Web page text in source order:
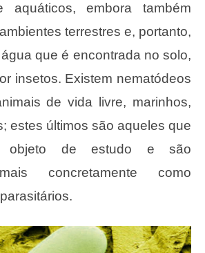
aquáticos, embora também
terrestres e, portanto,
que é encontrada no solo,
insetos. Existem nematódeos
de vida livre, marinhos,
estes últimos são aqueles que
objeto de estudo e são
concretamente como